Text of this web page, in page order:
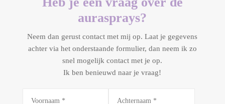
aurasprays?
Neem dan gerust contact met mij op. Laat je gegevens
achter via het onderstaande formulier, dan neem ik zo
snel mogelijk contact met je op.
Ik ben benieuwd naar je vraag!